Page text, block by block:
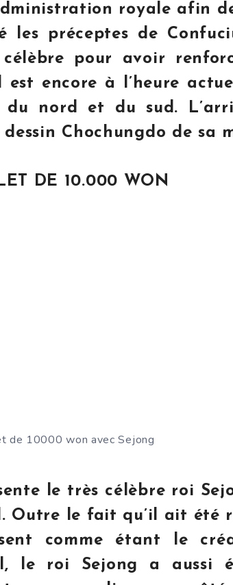
royale afin
les préceptes de
célèbre pour avoir
est encore à l’heure
du nord et du sud.
Chochungdo de sa
DE 10.000 WON
de 10000 won avec Sejong
le très célèbre roi
Outre le fait qu’il ait été
comme étant le
le roi Sejong a aussi